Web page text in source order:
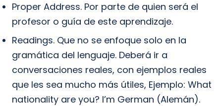
Proper Address. Por parte de quien será el
profesor o guía de este aprendizaje.
Readings. Que no se enfoque solo en la
gramática del lenguaje. Deberá ir a
conversaciones reales, con ejemplos reales
que les sea mucho más útiles, Ejemplo: What
nationality are you? I’m German (Alemán).